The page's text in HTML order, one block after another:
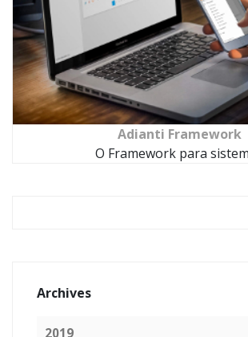
Adianti Framework
O Framework para
Archives
2019